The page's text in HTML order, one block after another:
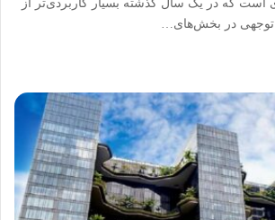
که در یک سال گذشته بسیار کاربردی‌تر از
در بخش‌های…